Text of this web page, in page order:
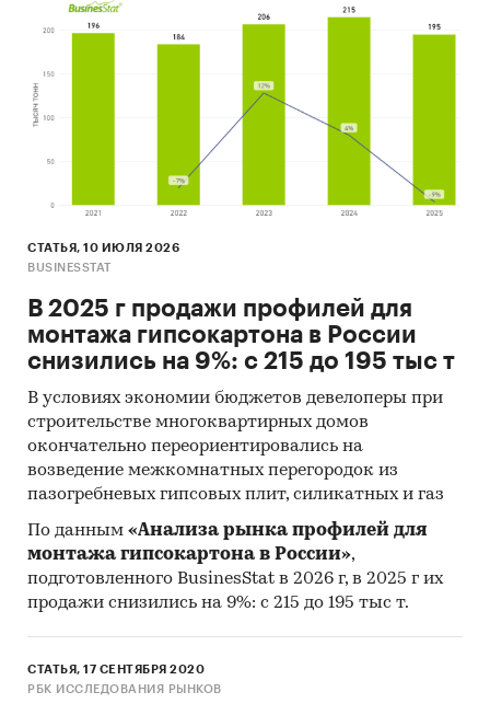
СТАТЬЯ, 10 ИЮЛЯ 2026
BUSINESSTAT
В 2025 г продажи профилей для
монтажа гипсокартона в России
снизились на 9%: с 215 до 195 тыс т
В условиях экономии бюджетов девелоперы при
строительстве многоквартирных домов
окончательно переориентировались на
возведение межкомнатных перегородок из
пазогребневых гипсовых плит, силикатных и газ
По данным «Анализа рынка профилей для
монтажа гипсокартона в России»,
подготовленного BusinesStat в 2026 г, в 2025 г их
продажи снизились на 9%: с 215 до 195 тыс т.
СТАТЬЯ, 17 СЕНТЯБРЯ 2020
РБК ИССЛЕДОВАНИЯ РЫНКОВ